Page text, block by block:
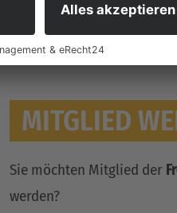
MITGLIED
Sie möchten Mitglied der
werden?